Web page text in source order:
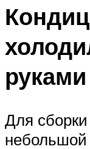
руками
Для